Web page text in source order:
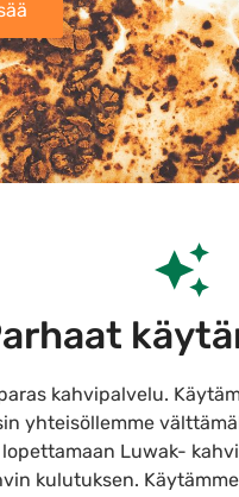
kahvipalvelu.
yhteisöllemme
Luwak-
kulutuksen.